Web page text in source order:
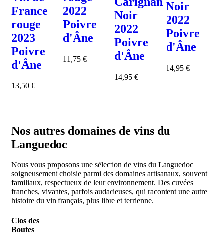
France
rouge
2023
Poivre
d'Âne
13,50 €
2022
Poivre
d'Âne
11,75 €
Noir
2022
Poivre
d'Âne
14,95 €
Noir
2022
Poivre
d'Âne
14,95 €
Nos autres domaines de vins du
Languedoc
Nous vous proposons une sélection de vins du Languedoc
soigneusement choisie parmi des domaines artisanaux, souvent
familiaux, respectueux de leur environnement. Des cuvées
franches, vivantes, parfois audacieuses, qui racontent une autre
histoire du vin français, plus libre et terrienne.
Clos des
Boutes